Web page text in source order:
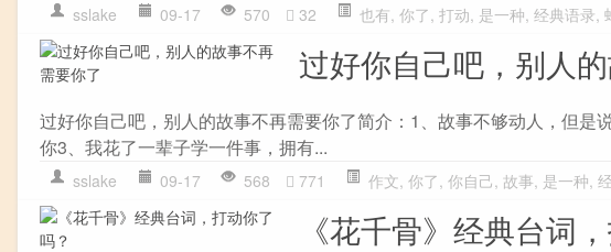
sslake 09-17 570 32 也有, 你了, 打动, 是一种, 经典语录,
过好你自己吧，别人
过好你自己吧，别人的故事不再需要你了简介：1、故事不够动人，但
你3、我花了一辈子学一件事，拥有...
sslake 09-17 568 771 作文, 你了, 你自己, 故事, 是一种,
《花千骨》经典台词